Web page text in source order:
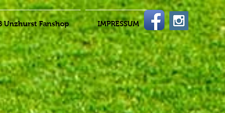
Unzhurst Fanshop IMPRESSUM